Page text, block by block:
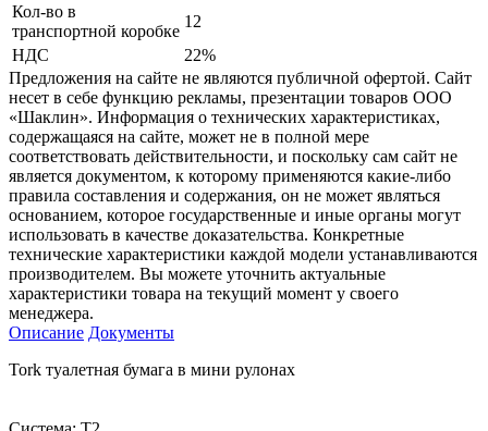
Кол-во в
транспортной коробке
12
НДС
22%
Предложения на сайте не являются публичной офертой. Сайт
несет в себе функцию рекламы, презентации товаров ООО
«Шаклин». Информация о технических характеристиках,
содержащаяся на сайте, может не в полной мере
соответствовать действительности, и поскольку сам сайт не
является документом, к которому применяются какие-либо
правила составления и содержания, он не может являться
основанием, которое государственные и иные органы могут
использовать в качестве доказательства. Конкретные
технические характеристики каждой модели устанавливаются
производителем. Вы можете уточнить актуальные
характеристики товара на текущий момент у своего
менеджера.
Описание Документы
Tork туалетная бумага в мини рулонах